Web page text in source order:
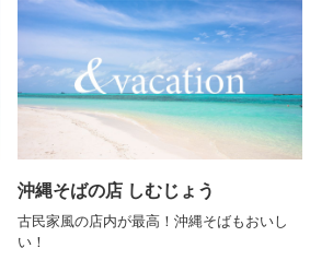
沖縄そばの店 しむじょう
古民家風の店内が最高！沖縄そばもおいし
い！